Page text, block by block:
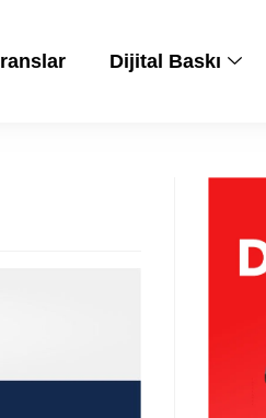
Dijital Baskı